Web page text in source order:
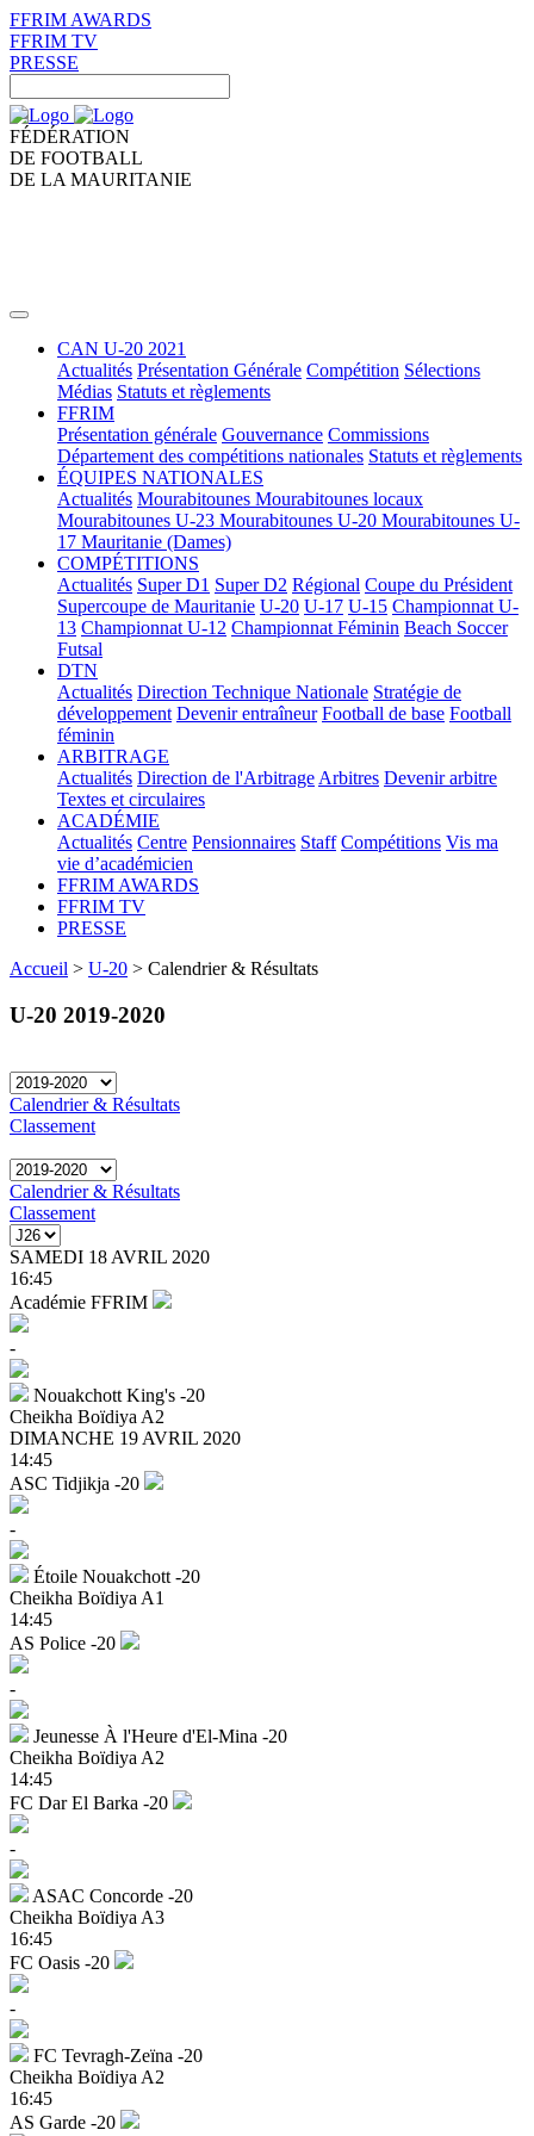
FFRIM AWARDS
FFRIM TV
PRESSE
FÉDÉRATION
DE FOOTBALL
DE LA MAURITANIE
CAN U-20 2021
Actualités Présentation Générale Compétition Sélections
Médias Statuts et règlements
FFRIM
Présentation générale Gouvernance Commissions
Département des compétitions nationales Statuts et règlements
ÉQUIPES NATIONALES
Actualités Mourabitounes Mourabitounes locaux
Mourabitounes U-23 Mourabitounes U-20 Mourabitounes U-
17 Mauritanie (Dames)
COMPÉTITIONS
Actualités Super D1 Super D2 Régional Coupe du Président
Supercoupe de Mauritanie U-20 U-17 U-15 Championnat U-
13 Championnat U-12 Championnat Féminin Beach Soccer
Futsal
DTN
Actualités Direction Technique Nationale Stratégie de
développement Devenir entraîneur Football de base Football
féminin
ARBITRAGE
Actualités Direction de l'Arbitrage Arbitres Devenir arbitre
Textes et circulaires
ACADÉMIE
Actualités Centre Pensionnaires Staff Compétitions Vis ma
vie d’académicien
FFRIM AWARDS
FFRIM TV
PRESSE
Accueil > U-20 > Calendrier & Résultats
U-20 2019-2020
Calendrier & Résultats
Classement
Calendrier & Résultats
Classement
SAMEDI 18 AVRIL 2020
16:45
Académie FFRIM
-
Nouakchott King's -20
Cheikha Boïdiya A2
DIMANCHE 19 AVRIL 2020
14:45
ASC Tidjikja -20
-
Étoile Nouakchott -20
Cheikha Boïdiya A1
14:45
AS Police -20
-
Jeunesse À l'Heure d'El-Mina -20
Cheikha Boïdiya A2
14:45
FC Dar El Barka -20
-
ASAC Concorde -20
Cheikha Boïdiya A3
16:45
FC Oasis -20
-
FC Tevragh-Zeïna -20
Cheikha Boïdiya A2
16:45
AS Garde -20